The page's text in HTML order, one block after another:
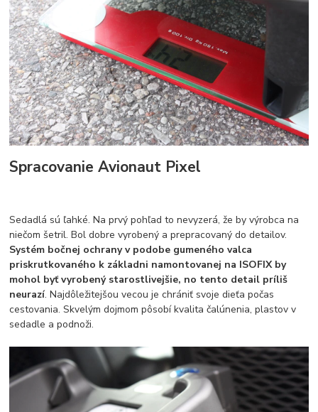
Spracovanie Avionaut Pixel
Sedadlá sú ľahké. Na prvý pohľad to nevyzerá, že by výrobca na
niečom šetril. Bol dobre vyrobený a prepracovaný do detailov.
Systém bočnej ochrany v podobe gumeného valca
priskrutkovaného k základni namontovanej na ISOFIX by
mohol byť vyrobený starostlivejšie, no tento detail príliš
neurazí. Najdôležitejšou vecou je chrániť svoje dieťa počas
cestovania. Skvelým dojmom pôsobí kvalita čalúnenia, plastov v
sedadle a podnoži.